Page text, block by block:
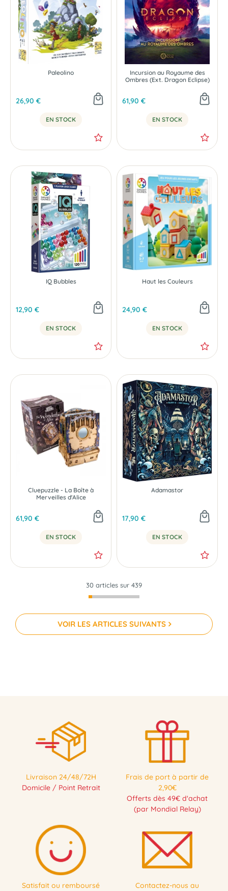
Paleolino
26,90 €
EN STOCK
Incursion au Royaume des
Ombres (Ext. Dragon Eclipse)
61,90 €
EN STOCK
IQ Bubbles
12,90 €
EN STOCK
Haut les Couleurs
24,90 €
EN STOCK
Cluepuzzle - La Boîte à
Merveilles d'Alice
61,90 €
EN STOCK
Adamastor
17,90 €
EN STOCK
30 articles sur 439
VOIR LES ARTICLES SUIVANTS
Livraison 24/48/72H
Domicile / Point Retrait
Frais de port à partir de
2,90€
Offerts dès 49€ d'achat
(par Mondial Relay)
Satisfait ou remboursé
Contactez-nous au